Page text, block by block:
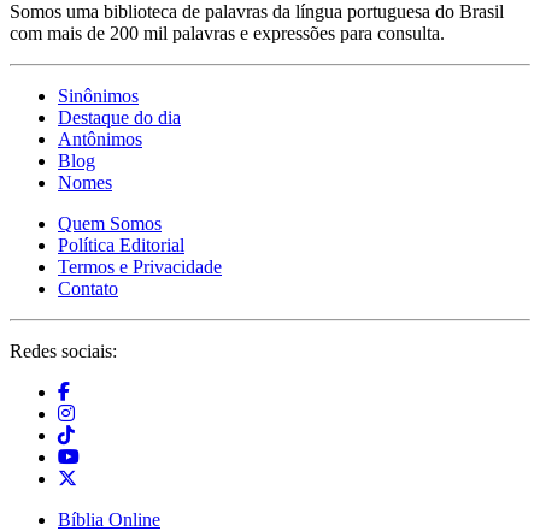
Somos uma biblioteca de palavras da língua portuguesa do Brasil
com mais de 200 mil palavras e expressões para consulta.
Sinônimos
Destaque do dia
Antônimos
Blog
Nomes
Quem Somos
Política Editorial
Termos e Privacidade
Contato
Redes sociais:
Bíblia Online